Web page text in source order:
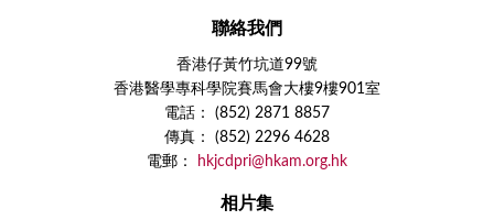
聯絡我們
香港仔黃竹坑道99號
香港醫學專科學院賽馬會大樓9樓901室
電話： (852) 2871 8857
傳真： (852) 2296 4628
電郵：
hkjcdpri@hkam.org.hk
相片集